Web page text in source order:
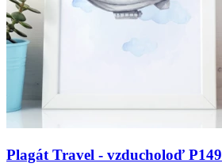
Plagát Travel - vzducholoď P149